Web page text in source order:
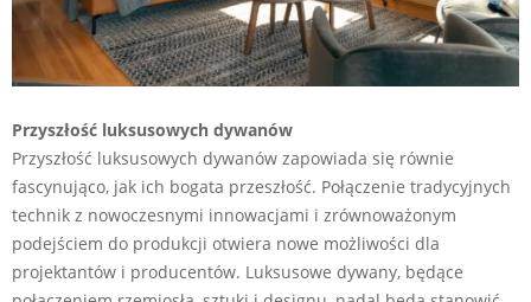
Przyszłość luksusowych dywanów
Przyszłość luksusowych dywanów zapowiada się równie
fascynująco, jak ich bogata przeszłość. Połączenie tradycyjnych
technik z nowoczesnymi innowacjami i zrównoważonym
podejściem do produkcji otwiera nowe możliwości dla
projektantów i producentów. Luksusowe dywany, będące